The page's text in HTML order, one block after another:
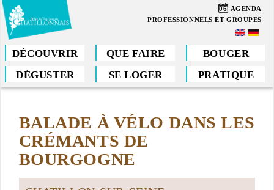
Aller
au
contenu
principal
06 AGENDA
PROFESSIONNELS ET GROUPES
DÉCOUVRIR QUE FAIRE
BOUGER
DÉGUSTER
SE LOGER PRATIQUE
Vous
BALADE À VÉLO DANS LES
CRÉMANTS DE
BOURGOGNE